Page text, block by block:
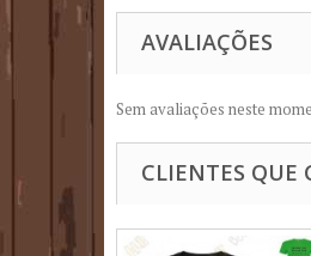
AVALIAÇÕES
Sem avaliações neste
CLIENTES QUE